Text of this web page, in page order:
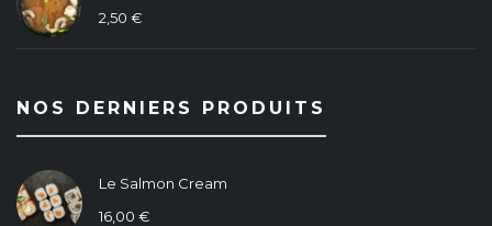
2,50 €
NOS DERNIERS PRODUITS
Le Salmon Cream
16,00 €